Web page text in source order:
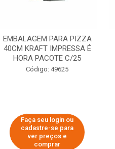
EMBALAGEM PARA PIZZA
40CM KRAFT IMPRESSA É
HORA PACOTE C/25
Código: 49625
Faça seu login ou
cadastre-se para
ver preços e
comprar